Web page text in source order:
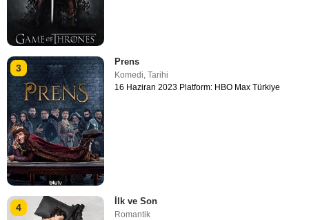
3
Prens
Komedi ,Tarihi
16 Haziran 2023 Platform: HBO Max Türkiye
4
İlk ve Son
Romantik